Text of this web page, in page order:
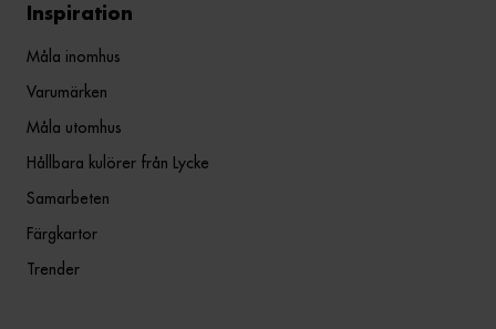
Inspiration
Måla inomhus
Varumärken
Måla utomhus
Hållbara kulörer från Lycke
Samarbeten
Färgkartor
Trender